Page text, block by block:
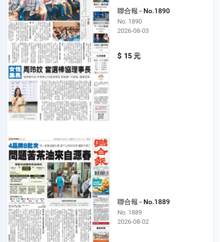
聯合報 - No.1890
No. 1890
2026-08-03
$ 15 元
聯合報 - No.1889
No. 1889
2026-08-02